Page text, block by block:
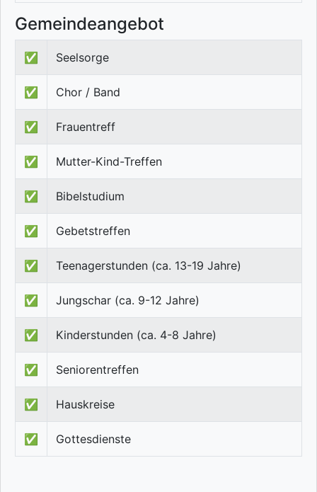
Gemeindeangebot
✅ Seelsorge
✅ Chor / Band
✅ Frauentreff
✅ Mutter-Kind-Treffen
✅ Bibelstudium
✅ Gebetstreffen
✅ Teenagerstunden (ca. 13-19 Jahre)
✅ Jungschar (ca. 9-12 Jahre)
✅ Kinderstunden (ca. 4-8 Jahre)
✅ Seniorentreffen
✅ Hauskreise
✅ Gottesdienste